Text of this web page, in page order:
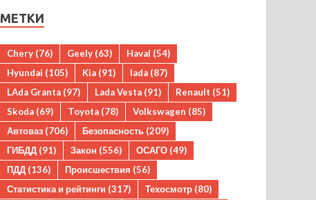
МЕТКИ
Chery (76) Geely (63) Haval (54)
Hyundai (105) Kia (91) lada (87)
LAda Granta (97) Lada Vesta (91) Renault (51)
Skoda (69) Toyota (78) Volkswagen (85)
Автоваз (706) Безопасность (209)
ГИБДД (91) Закон (556) ОСАГО (49)
ПДД (136) Происшествия (56)
Статистика и рейтинги (317) Техосмотр (80)